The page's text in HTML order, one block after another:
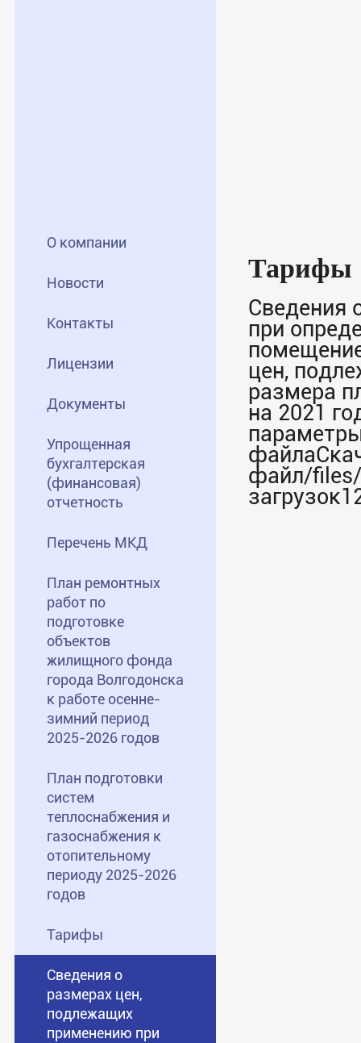
О компании
Новости
Контакты
Лицензии
Документы
Упрощенная
бухгалтерская
(финансовая)
отчетность
Перечень МКД
План ремонтных
работ по
подготовке
объектов
жилищного фонда
города Волгодонска
к работе осенне-
зимний период
2025-2026 годов
План подготовки
систем
теплоснабжения и
газоснабжения к
отопительному
периоду 2025-2026
годов
Тарифы
Сведения о
размерах цен,
подлежащих
применению при
Тарифы
Сведения
при
цен,
размера
на 2021
файл/files/